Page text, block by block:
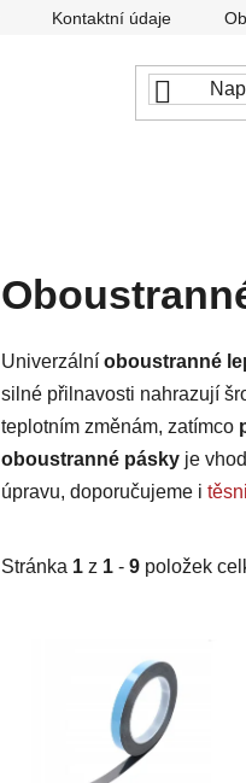
Kontaktní údaje
Univerzální oboustranné
silné přilnavosti nahrazují
teplotním změnám, zatímco
oboustranné pásky je
úpravu, doporučujeme i
Stránka 1 z 1 - 9 položek